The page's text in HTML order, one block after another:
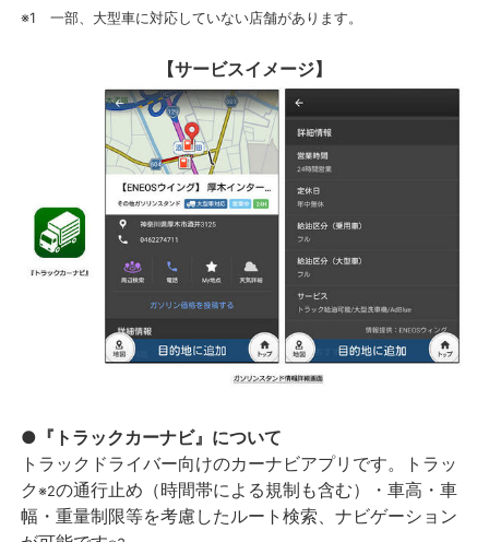
※1 一部、大型車に対応していない店舗があります。
【サービスイメージ】
●『トラックカーナビ』について
トラックドライバー向けのカーナビアプリです。トラッ
ク※2の通行止め（時間帯による規制も含む）・車高・車
幅・重量制限等を考慮したルート検索、ナビゲーション